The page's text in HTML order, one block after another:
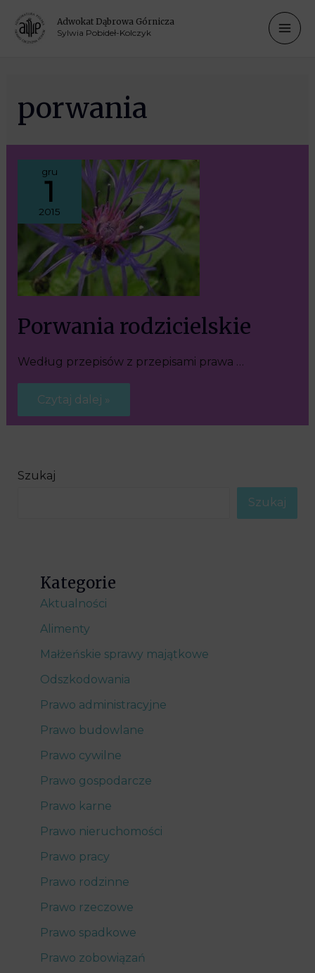
Adwokat Dąbrowa Górnicza
Sylwia Pobideł-Kolczyk
porwania
gru
1
2015
Porwania rodzicielskie
Według przepisów z przepisami prawa …
Czytaj dalej »
Szukaj
Szukaj
Kategorie
Aktualności
Alimenty
Małżeńskie sprawy majątkowe
Odszkodowania
Prawo administracyjne
Prawo budowlane
Prawo cywilne
Prawo gospodarcze
Prawo karne
Prawo nieruchomości
Prawo pracy
Prawo rodzinne
Prawo rzeczowe
Prawo spadkowe
Prawo zobowiązań